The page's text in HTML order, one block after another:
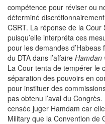
compétence pour réviser ou
déterminé
CSRT. La réponse de la
puisqu’elle interpréta ces
pour les demandes
du DTA dans l’affaire Hamdan
La Cour tenta de tempérer le
séparation des pouvoirs en
pour instituer des
pas obtenu l’aval du
censée juger Hamdam car
Military que la Convention de